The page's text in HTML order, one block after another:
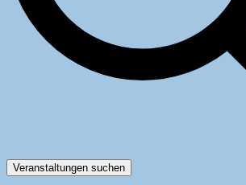
Veranstaltungen suchen